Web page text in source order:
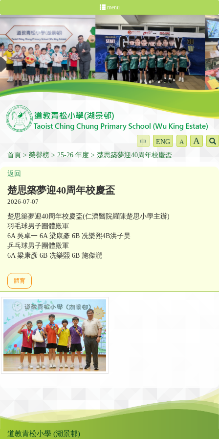
menu
中 ENG A A
首頁 榮譽榜 25-26 年度 楚思築夢迎40周年校慶盃
返回
楚思築夢迎40周年校慶盃
2026-07-07
楚思築夢迎40周年校慶盃(仁濟醫院羅陳楚思小學主辦)
羽毛球男子團體殿軍
6A 吳卓一 6A 梁康彥 6B 冼樂熙4B洪子昊
乒乓球男子團體殿軍
6A 梁康彥 6B 冼樂熙 6B 施傑瀧
體育
道教青松小學 (湖景邨)